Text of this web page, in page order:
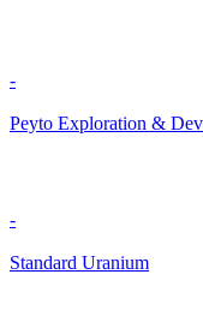
-
Peyto Exploration &
-
Standard Uranium